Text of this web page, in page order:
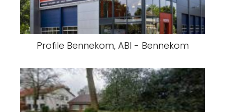
Profile Bennekom, ABI - Bennekom